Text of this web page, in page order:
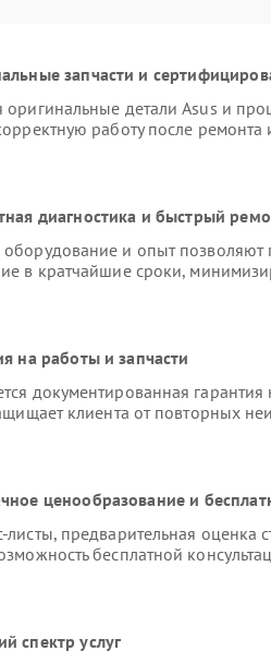
запчасти и
оригинальные детали Asus и
работу после
диагностика и быстрый
и опыт позволяют
в кратчайшие сроки,
на работы и запчасти
документированная
клиента от повторных
ценообразование и
предварительная оценка
бесплатной
спектр услуг